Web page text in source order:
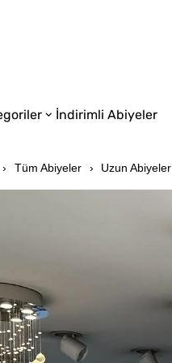
İndirimli Abiyeler
Tüm Abiyeler Uzun Abiyeler